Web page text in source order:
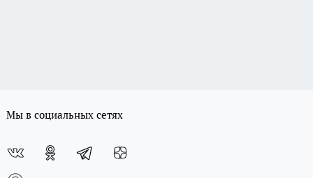
Мы в социальных сетях